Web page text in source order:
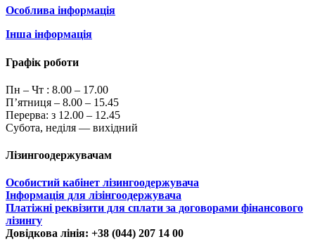
Особлива інформація
Інша інформація
Графік роботи
Пн – Чт : 8.00 – 17.00
П’ятниця – 8.00 – 15.45
Перерва: з 12.00 – 12.45
Субота, неділя — вихідний
Лізингоодержувачам
Особистий кабінет лізингоодержувача
Інформація для лізінгоодержувача
Платіжні реквізити для сплати за договорами фінансового
лізингу
Довідкова лінія: +38 (044) 207 14 00